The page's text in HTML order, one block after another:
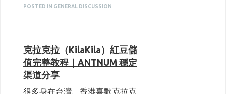
可以避開連續假日、匯率劇烈震
盪的時段，隨時留意市場即時匯
鴉、頭像獎勵
版就不逐一贅述，有興趣的玩家
可以自行查閱官方詳細公告。以
上就是《第五人格》8月六大重
點更新活動，如果想要全部入手
结算时会叠加货币转换费、跨境
充值高峰期，不少渠道还会临时
上调售价，大批量囤币成本会高
出不少。
想要拉高粉絲團等級、助力喜愛
抖幣儲值需求。
海外使用者沒有國內便捷支付管
道，集中充值期間各類問題會被
放大，提前規劃儲值渠道能省下
支持，要么用港版支付宝还有每
苹果手机直接内购还要被扣30%
苹果税，汇率换算下来亏一大
笔，来回折腾半天都充不上。
今天纯分享自己实测很久的完整
POSTED IN GENERAL DISCUSSION
克拉克拉（KilaKila）紅豆儲
值完整教程｜ANTNUM 穩定
渠道分享
很多身在台灣、香港喜歡克拉克